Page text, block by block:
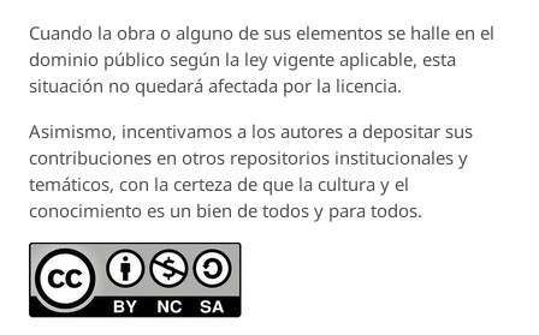
Cuando la obra o alguno de sus elementos se halle en el
dominio público según la ley vigente aplicable, esta
situación no quedará afectada por la licencia.
Asimismo, incentivamos a los autores a depositar sus
contribuciones en otros repositorios institucionales y
temáticos, con la certeza de que la cultura y el
conocimiento es un bien de todos y para todos.